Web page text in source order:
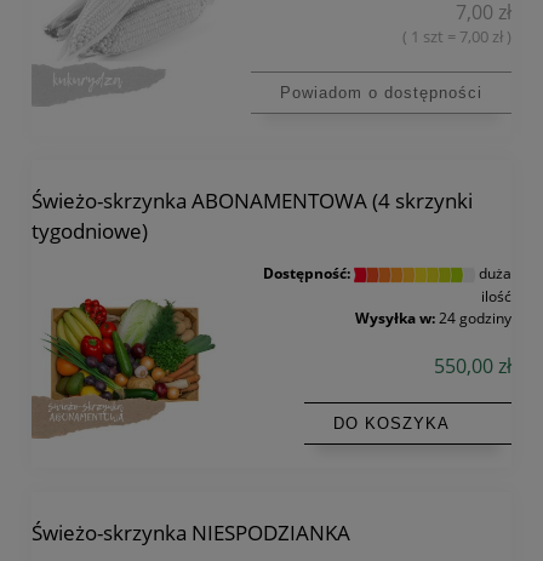
7,00 zł
( 1 szt = 7,00 zł )
Powiadom o dostępności
Świeżo-skrzynka ABONAMENTOWA (4 skrzynki
tygodniowe)
Dostępność:
duża
ilość
Wysyłka w: 24 godziny
550,00 zł
DO KOSZYKA
Świeżo-skrzynka NIESPODZIANKA